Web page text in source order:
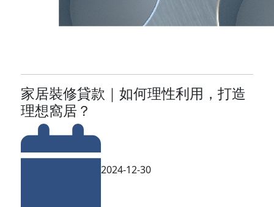
家居裝修貸款｜如何理性利用，打造
理想窩居？
2024-12-30